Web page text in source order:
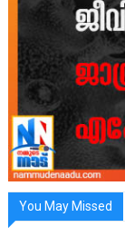
You May Missed